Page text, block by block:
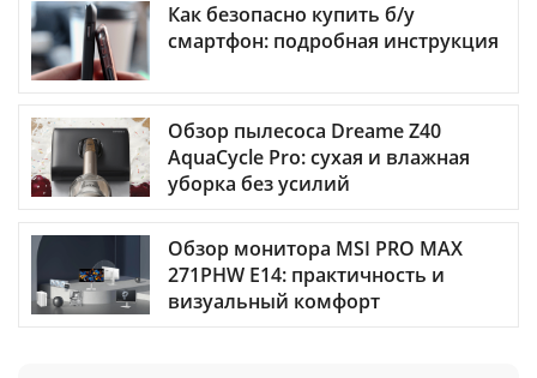
Как безопасно купить б/у
смартфон: подробная инструкция
Обзор пылесоса Dreame Z40
AquaCycle Pro: сухая и влажная
уборка без усилий
Обзор монитора MSI PRO MAX
271PHW E14: практичность и
визуальный комфорт